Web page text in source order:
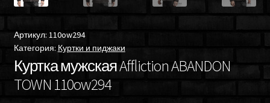
Артикул: 110ow294
Категория: Куртки и пиджаки
Куртка мужская Affliction ABANDON
TOWN 110ow294